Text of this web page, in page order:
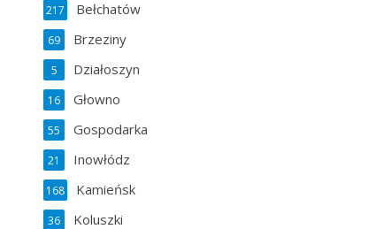
Bełchatów
217
Brzeziny
69
Działoszyn
5
Głowno
16
Gospodarka
55
Inowłódz
21
Kamieńsk
168
Koluszki
36